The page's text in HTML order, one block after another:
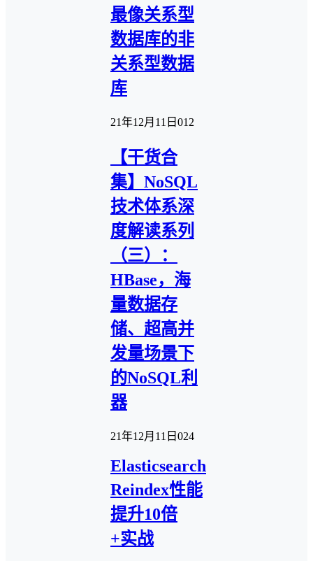
最像关系型
数据库的非
关系型数据
库
21年12月11日 012
【干货合
集】NoSQL
技术体系深
度解读系列
（三）：
HBase，海
量数据存
储、超高并
发量场景下
的NoSQL利
器
21年12月11日 024
Elasticsearch
Reindex性能
提升10倍
+实战